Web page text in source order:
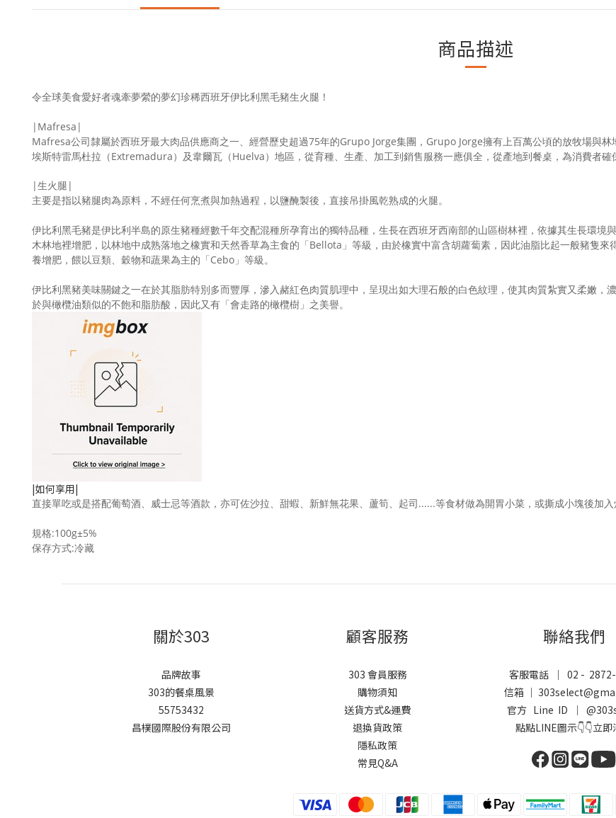
商品描述
令全球美食愛好者魂牽夢縈的夢幻珍稀西班牙伊比利黑毛豬生火腿！
| Mafresa|
Mafresa公司隸屬於西班牙最大肉品供應商之一、經營歷史超過75年的Grupo Jorge集團，Grupo Jorge擁有上百萬公頃的放牧場與林
埃斯特雷馬杜拉（Extremadura）及韋爾瓦（Huelva）地區， 從育種、生產、加工到銷售服務一應俱全，從產地到餐桌，為消費者確
|生火腿|
主要是指以豬腿肉為原料，不經任何烹煮與加熱過程，以鹽醃製後，直接吊掛風乾熟成的火腿。
伊比利黑毛豬是伊比利半島的原生豬種經數千年交配混種所孕育出的獨特品種，生長在西班牙西南部的山區樹林裡，依據其生長環境
木林地裡增肥，以林地中成熟落地之橡實和天然香草為主食的「Bellota」等級，由於橡實中富含胡蘿蔔素，因此油脂比起一般豬隻來
養增肥，餵以豆類、穀物和蔬果為主的「Cebo」等級。
伊比利黑豬美味關鍵之一在於其脂肪特別多而豐厚，滲入赭紅色肉質肌理中，呈現出如大理石般的白色紋理，使其肉質紮實又柔嫩，
於與橄欖油類似的不飽和脂肪酸，因此又有「會走路的橄欖樹」之美譽。
|如何享用|
直接單吃或是搭配葡萄酒、威士忌等酒款，亦可佐沙拉、甜蝦、新鮮無花果、蘆筍、起司......等食材做為開胃小菜，或撕成小塊後加
規格:100g±5%
保存方式:冷藏
關於303
品牌故事
303的餐桌風景
55753432
昌樸國際股份有限公司
顧客服務
303 會員服務
購物須知
送貨方式&運費
退換貨政策
隱私政策
常見Q&A
聯絡我們
客服電話 ｜ 02 -
信箱 ｜
官方 Line ID ｜
點點LINE圖示👇👇立即